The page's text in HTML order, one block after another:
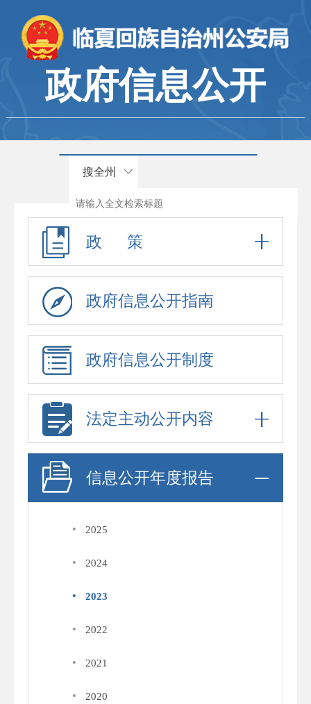
政府信息公开
搜全州
政 策
政府信息公开指南
政府信息公开制度
法定主动公开内容
信息公开年度报告
· 2025
· 2024
· 2023
· 2022
· 2021
· 2020